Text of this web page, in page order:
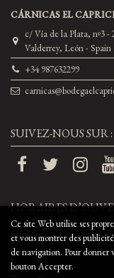
CÁRNICAS EL
c/ Vía de la Plata, nº3 -
Valderrey, León - Spain
+34 987632299
SUIVEZ-NOUS SUR :
Ce site Web utilise ses
et vous montrer des
de navigation. Pour donner
bouton Accepter.
HORAIRES
Du lundi au vendredi de 8h
(sauf jours fériés)